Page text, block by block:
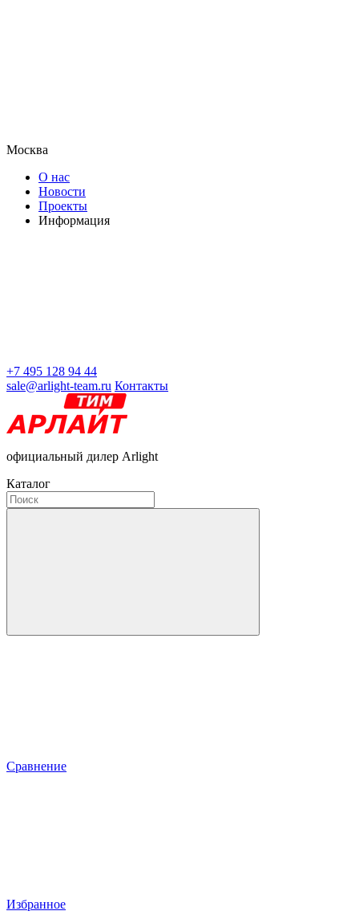
Москва
О нас
Новости
Проекты
Информация
+7 495 128 94 44
sale@arlight-team.ru Контакты
официальный дилер Arlight
Каталог
Сравнение
Избранное